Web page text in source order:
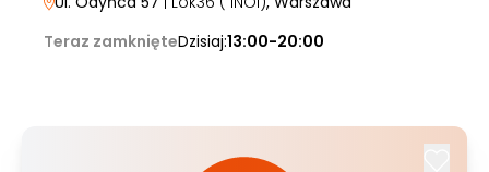
Teraz zamknięteDzisiaj:13:00-20:00